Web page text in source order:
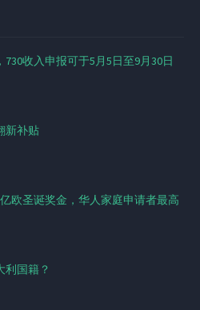
收入申报可于5月5日至9月30日
新补贴
欧圣诞奖金，华人家庭申请者最高
利国籍？